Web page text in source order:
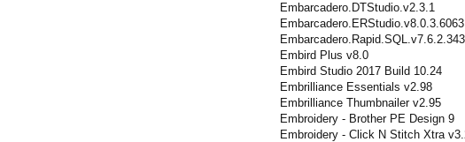
Embarcadero.DTStudio.v2.3.1
Embarcadero.ERStudio.v8.0.3.6063
Embird Plus v8.0
Embird Studio 2017 Build 10.24
Embrilliance Essentials v2.98
Embrilliance Thumbnailer v2.95
Embroidery - Brother PE Design 9
Embroidery - Click N Stitch Xtra